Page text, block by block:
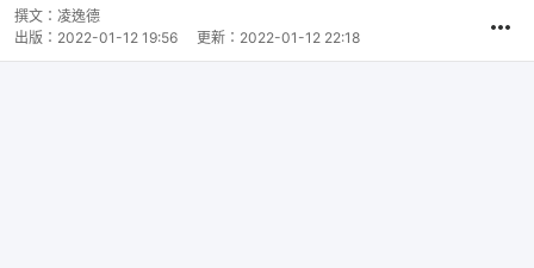
撰文： 凌逸德
出版： 2022-01-12 19:56 更新： 2022-01-12 22:18